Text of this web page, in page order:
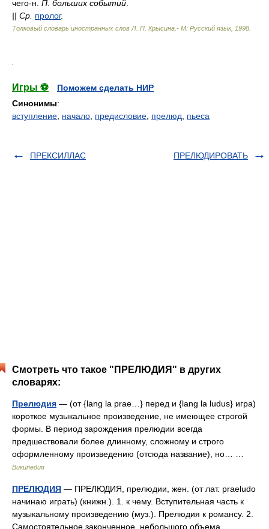
чего-н. П больших событий
|| Ср. пролог.
Толковый словарь иностранных слов Л. П. Крысина.- М: Русский язык, 1998
Игры ⚽
Поможем сделать НИР
Синонимы:
вступление начало предисловие прелюд пьеса
ПРЕКСИЛЛАС ПРЕЛЮДИРОВАТЬ
Смотреть что такое "ПРЕЛЮДИЯ" в других
словарях:
Прелюдия — (от {lang la prae…} перед и {lang la ludus} игра)
короткое музыкальное произведение, не имеющее строгой
формы. В период зарождения прелюдии всегда
предшествовали более длинному, сложному и строго
оформленному произведению (отсюда название), но… …
Википедия
ПРЕЛЮДИЯ — ПРЕЛЮДИЯ, прелюдии, жен. (от лат. praeludo
начинаю играть) (книжн.). 1. к чему. Вступительная часть к
музыкальному произведению (муз.). Прелюдия к романсу. 2.
Самостоятельное законченное, небольшого объема,